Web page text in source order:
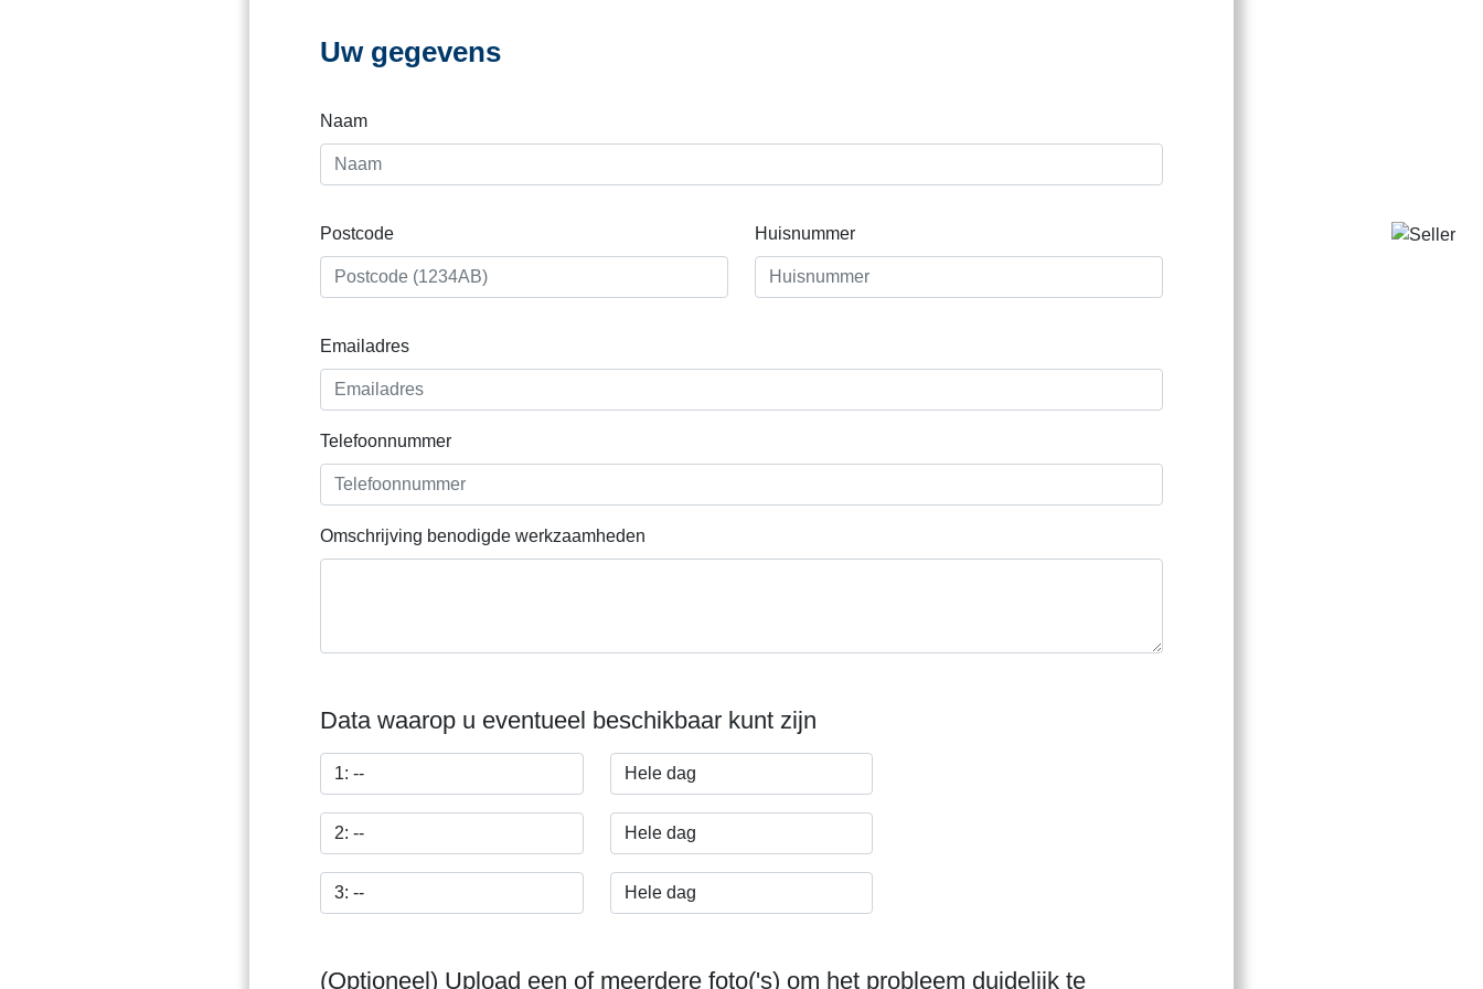
Uw gegevens
Naam
Postcode Huisnummer
Emailadres
Telefoonnummer
Omschrijving benodigde werkzaamheden
Data waarop u eventueel beschikbaar kunt zijn
(Optioneel) Upload een of meerdere foto('s) om het probleem duidelijk te